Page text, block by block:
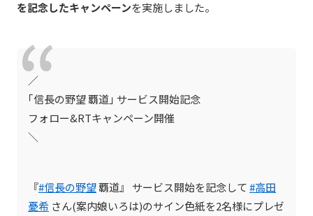
を記念したキャンペーンを実施しました。
／
｢信長の野望 覇道｣ サービス開始記念
フォロー&RTキャンペーン開催
＼
『#信長の野望覇道』 サービス開始を記念して#高田
憂希 さん(案内娘いろは)のサイン色紙を2名様にプレゼ